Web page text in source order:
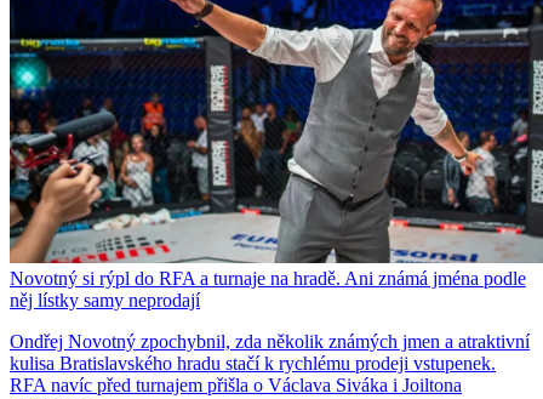
Novotný si rýpl do RFA a turnaje na hradě. Ani známá jména podle
něj lístky samy neprodají
Ondřej Novotný zpochybnil, zda několik známých jmen a atraktivní
kulisa Bratislavského hradu stačí k rychlému prodeji vstupenek.
RFA navíc před turnajem přišla o Václava Siváka i Joiltona